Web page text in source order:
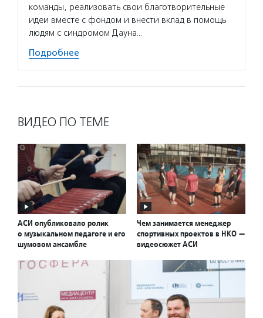
команды, реализовать свои благотворительные
идеи вместе с фондом и внести вклад в помощь
людям с синдромом Дауна…
Подробнее
ВИДЕО ПО ТЕМЕ
АСИ опубликовало ролик
о музыкальном педагоге и его
шумовом ансамбле
Чем занимается менеджер
спортивных проектов в НКО —
видеосюжет АСИ